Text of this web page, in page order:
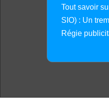
Tout savoir
SIO) : Un
Régie